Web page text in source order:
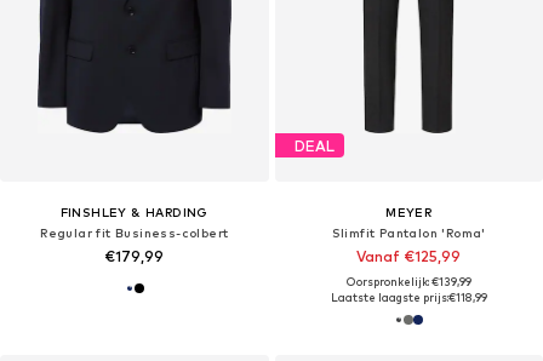
FINSHLEY & HARDING
Regular fit Business-colbert
€179,99
DEAL
MEYER
Slimfit Pantalon 'Roma'
Vanaf €125,99
Oorspronkelijk: €139,99
Laatste laagste prijs:€118,99